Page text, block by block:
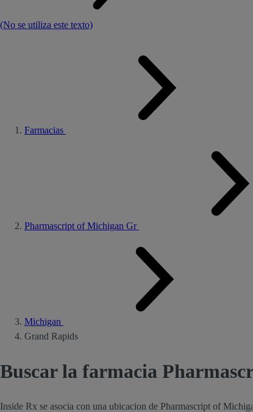
(No se utiliza este texto)
Farmacias
Pharmascript of Michigan Gr
Michigan
Grand Rapids
Buscar la farmacia
Inside Rx se asocia con una ubicacion de Pharmascript of